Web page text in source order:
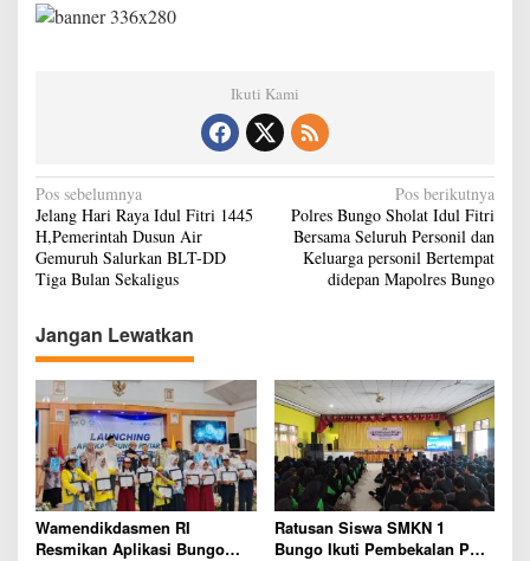
u
a
t
2
0
4
Ikuti Kami
N
a
v
i
g
a
s
i
p
o
s
Pos sebelumnya
Jelang Hari Raya Idul Fitri 1445
H,Pemerintah Dusun Air
Gemuruh Salurkan BLT-DD
Tiga Bulan Sekaligus
Pos berikutnya
Polres Bungo Sholat Idul Fitri
Bersama Seluruh Personil dan
Keluarga personil Bertempat
didepan Mapolres Bungo
Jangan Lewatkan
Wamendikdasmen RI
Resmikan Aplikasi Bungo
Ratusan Siswa SMKN 1
Bungo Ikuti Pembekalan PKL,